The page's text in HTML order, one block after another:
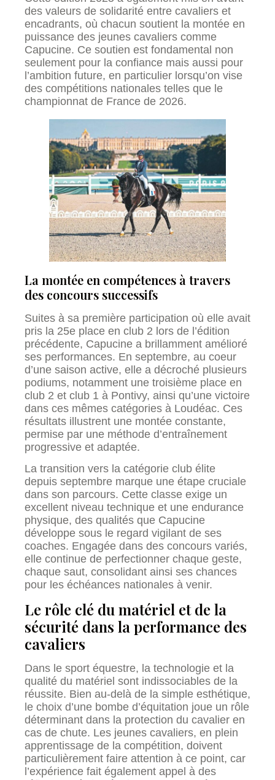
des valeurs de solidarité entre cavaliers et
encadrants, où chacun soutient la montée en
puissance des jeunes cavaliers comme
Capucine. Ce soutien est fondamental non
seulement pour la confiance mais aussi pour
l’ambition future, en particulier lorsqu’on vise
des compétitions nationales telles que le
championnat de France de 2026.
La montée en compétences à travers
des concours successifs
Suites à sa première participation où elle avait
pris la 25e place en club 2 lors de l’édition
précédente, Capucine a brillamment amélioré
ses performances. En septembre, au coeur
d’une saison active, elle a décroché plusieurs
podiums, notamment une troisième place en
club 2 et club 1 à Pontivy, ainsi qu’une victoire
dans ces mêmes catégories à Loudéac. Ces
résultats illustrent une montée constante,
permise par une méthode d’entraînement
progressive et adaptée.
La transition vers la catégorie club élite
depuis septembre marque une étape cruciale
dans son parcours. Cette classe exige un
excellent niveau technique et une endurance
physique, des qualités que Capucine
développe sous le regard vigilant de ses
coaches. Engagée dans des concours variés,
elle continue de perfectionner chaque geste,
chaque saut, consolidant ainsi ses chances
pour les échéances nationales à venir.
Le rôle clé du matériel et de la
sécurité dans la performance des
cavaliers
Dans le sport équestre, la technologie et la
qualité du matériel sont indissociables de la
réussite. Bien au-delà de la simple esthétique,
le choix d’une bombe d’équitation joue un rôle
déterminant dans la protection du cavalier en
cas de chute. Les jeunes cavaliers, en plein
apprentissage de la compétition, doivent
particulièrement faire attention à ce point, car
l’expérience fait également appel à des